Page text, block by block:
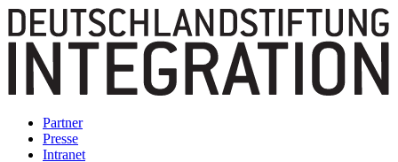
Partner
Presse
Intranet